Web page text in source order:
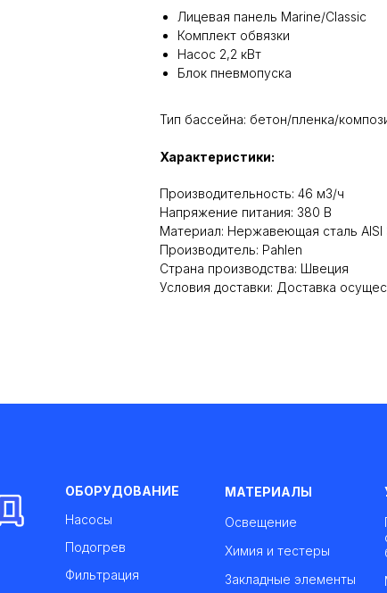
Лицевая панель Marine/Classic
Комплект обвязки
Насос 2,2 кВт
Блок пневмопуска
Тип бассейна: бетон/пленка/
Характеристики:
Производительность: 46 м3/ч
Напряжение питания: 380 В
Материал: Нержавеющая сталь AISI
Производитель: Pahlen
Cтрана производства: Швеция
Условия доставки: Доставка
ОБОРУДОВАНИЕ
Насосы
Подогрев
Фильтрация
МАТЕРИАЛЫ
Освещение
Химия и тестеры
Закладные элементы